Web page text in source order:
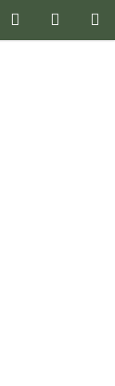
Hľadať
KOŠÍK